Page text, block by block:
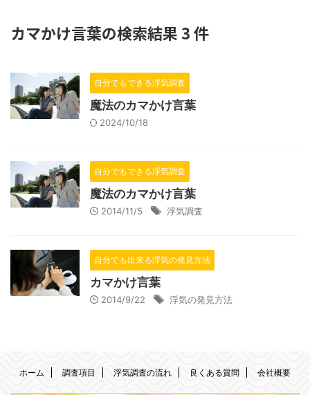
カマかけ言葉の検索結果 3 件
自分でもできる浮気調査
魔法のカマかけ言葉
2024/10/18
自分でもできる浮気調査
魔法のカマかけ言葉
2014/11/5 浮気調査
自分でも出来る浮気の発見方法
カマかけ言葉
2014/9/22 浮気の発見方法
ホーム 調査項目 浮気調査の流れ 良くある質問 会社概要